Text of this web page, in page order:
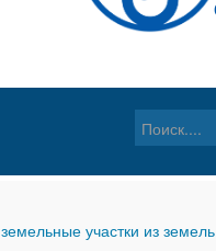
участки из земель